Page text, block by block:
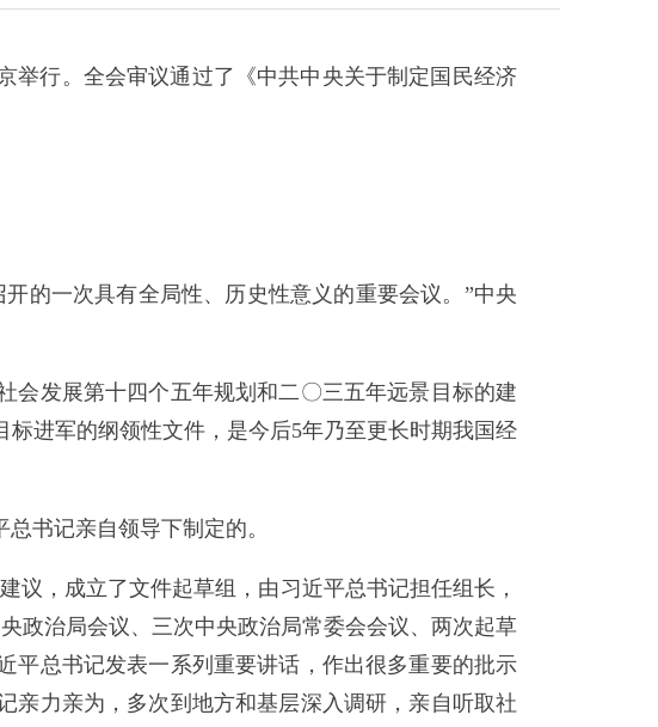
行。全会审议通过了《中共中央关于制定国民经济
一次具有全局性、历史性意义的重要会议。”中央
发展第十四个五年规划和二〇三五年远景目标的建
进军的纲领性文件，是今后5年乃至更长时期我国经
书记亲自领导下制定的。
，成立了文件起草组，由习近平总书记担任组长，
政治局会议、三次中央政治局常委会会议、两次起草
平总书记发表一系列重要讲话，作出很多重要的批示
亲力亲为，多次到地方和基层深入调研，亲自听取社